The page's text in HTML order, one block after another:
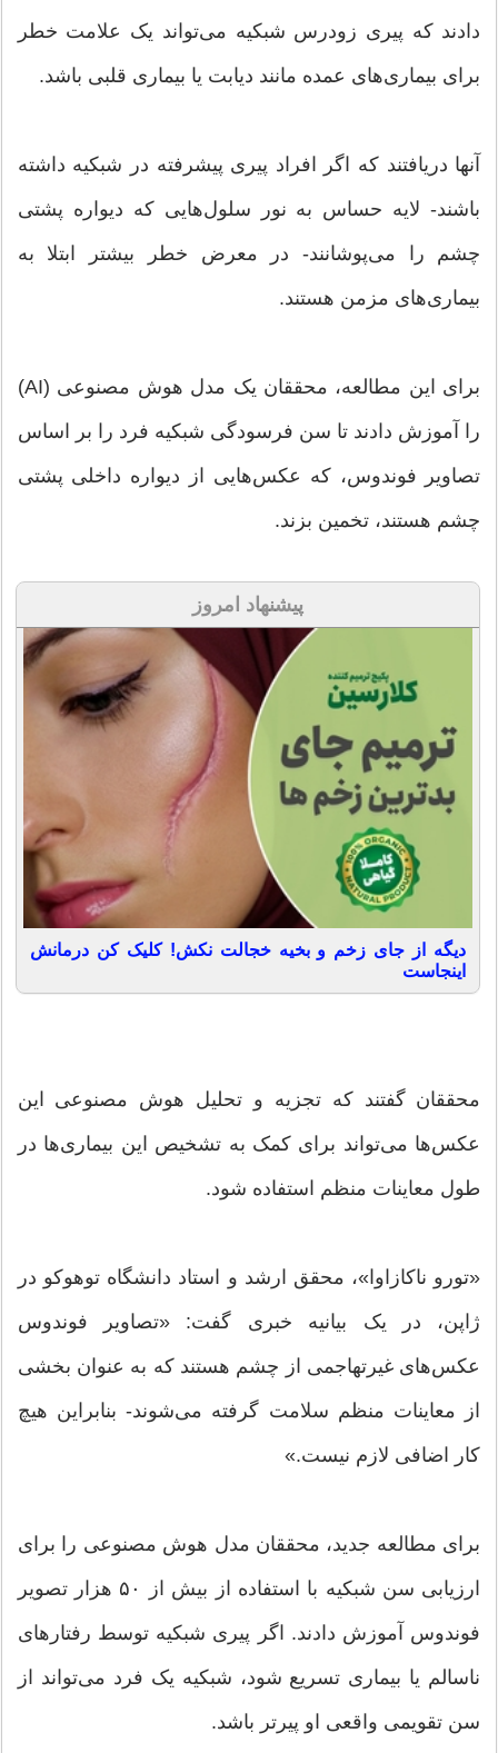
دادند که پیری زودرس شبکیه می‌تواند یک علامت خطر
برای بیماری‌های عمده مانند دیابت یا بیماری قلبی باشد.
آنها دریافتند که اگر افراد پیری پیشرفته در شبکیه داشته
باشند- لایه حساس به نور سلول‌هایی که دیواره پشتی
چشم را می‌پوشانند- در معرض خطر بیشتر ابتلا به
بیماری‌های مزمن هستند.
برای این مطالعه، محققان یک مدل هوش مصنوعی (AI)
را آموزش دادند تا سن فرسودگی شبکیه فرد را بر اساس
تصاویر فوندوس، که عکس‌هایی از دیواره داخلی پشتی
چشم هستند، تخمین بزند.
پیشنهاد امروز
دیگه از جای زخم و بخیه خجالت نکش! کلیک کن درمانش
اینجاست
محققان گفتند که تجزیه و تحلیل هوش مصنوعی این
عکس‌ها می‌تواند برای کمک به تشخیص این بیماری‌ها در
طول معاینات منظم استفاده شود.
«تورو ناکازاوا»، محقق ارشد و استاد دانشگاه توهوکو در
ژاپن، در یک بیانیه خبری گفت: «تصاویر فوندوس
عکس‌های غیرتهاجمی از چشم هستند که به عنوان بخشی
از معاینات منظم سلامت گرفته می‌شوند- بنابراین هیچ
کار اضافی لازم نیست.»
برای مطالعه جدید، محققان مدل هوش مصنوعی را برای
ارزیابی سن شبکیه با استفاده از بیش از ۵۰ هزار تصویر
فوندوس آموزش دادند. اگر پیری شبکیه توسط رفتارهای
ناسالم یا بیماری تسریع شود، شبکیه یک فرد می‌تواند از
سن تقویمی واقعی او پیرتر باشد.